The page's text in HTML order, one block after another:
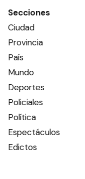
Secciones
Ciudad
Provincia
País
Mundo
Deportes
Policiales
Política
Espectáculos
Edictos